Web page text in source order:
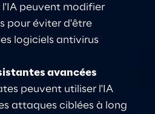
peuvent modifier
pour éviter d'être
logiciels antivirus
avancées
peuvent utiliser l'IA
attaques ciblées à long